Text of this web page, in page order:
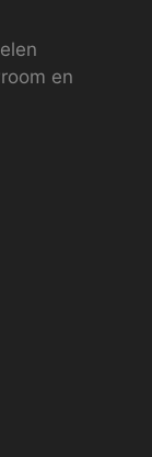
en